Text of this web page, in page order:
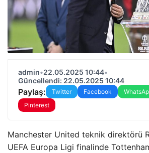
admin•22.05.2025 10:44•
Güncellendi: 22.05.2025 10:44
Paylaş: Twitter Facebook
Pinterest
Manchester United teknik direktörü
UEFA Europa Ligi finalinde